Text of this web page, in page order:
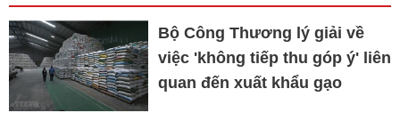
Bộ Công Thương lý giải về
việc 'không tiếp thu góp ý' liên
quan đến xuất khẩu gạo